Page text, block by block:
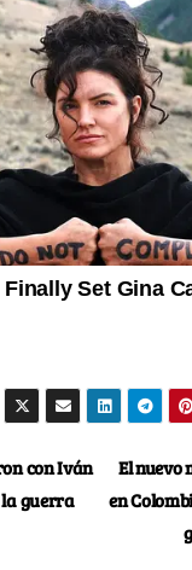
El nuevo
en
con Iván
guerra